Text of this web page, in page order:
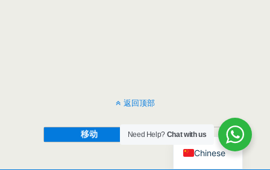
返回顶部
移动 桌面
Need Help? Chat with us
Chinese